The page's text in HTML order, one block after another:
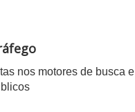
nos motores de busca e